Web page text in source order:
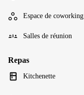
Espace de coworking
Salles de réunion
Repas
Kitchenette